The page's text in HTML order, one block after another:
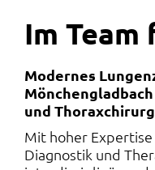
Im Team
Modernes
und
Mit hoher
Diagnostik und